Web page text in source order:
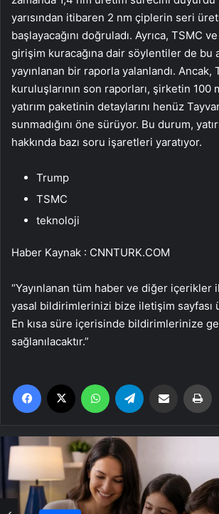
yarısından itibaren 2 nm çiplerin seri
başlayacağını doğruladı. Ayrıca, TSMC
girişim kuracağına dair söylentiler de bu
yayınlanan bir raporla yalanlandı. Ancak,
kuruluşlarının son raporları, şirketin 100
yatırım paketinin detaylarını henüz
sunmadığını öne sürüyor. Bu durum,
hakkında bazı soru işaretleri yaratıyor.
Trump
TSMC
teknoloji
Haber Kaynak : CNNTURK.COM
“Yayınlanan tüm haber ve diğer içerikler
yasal bildirimlerinizi bize iletişim sayfası
En kısa süre içerisinde bildirimlerinize
sağlanılacaktır.”
Facebook WhatsApp Email'den paylaş